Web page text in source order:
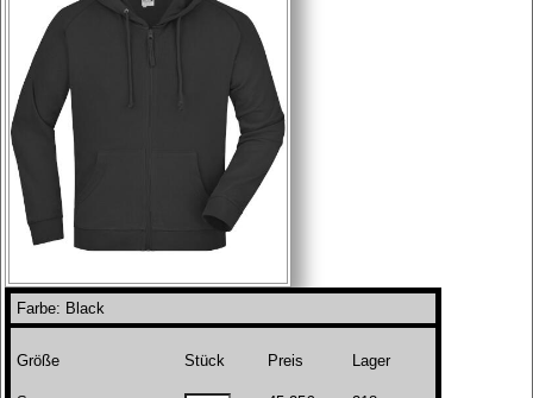
Farbe: Black
Größe Stück Preis Lager